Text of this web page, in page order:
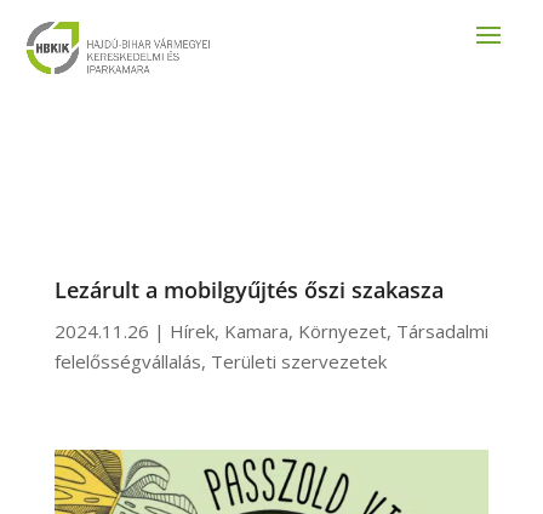
Lezárult a mobilgyűjtés őszi szakasza
2024.11.26 | Hírek, Kamara, Környezet, Társadalmi
felelősségvállalás, Területi szervezetek